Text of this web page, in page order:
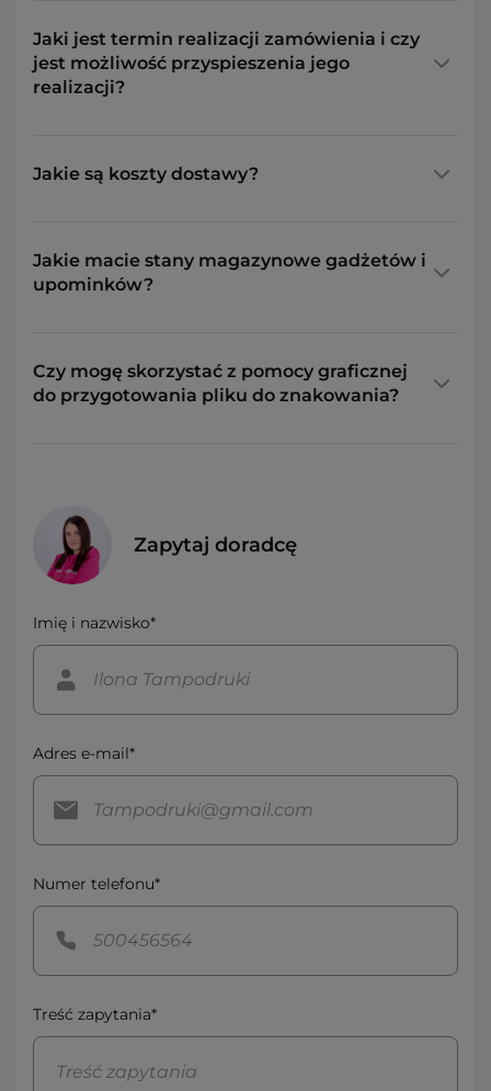
Jaki jest termin realizacji zamówienia i czy
jest możliwość przyspieszenia jego
realizacji?
Jakie są koszty dostawy?
Jakie macie stany magazynowe gadżetów i
upominków?
Czy mogę skorzystać z pomocy graficznej
do przygotowania pliku do znakowania?
Zapytaj doradcę
Imię i nazwisko*
Adres e-mail*
Numer telefonu*
Treść zapytania*